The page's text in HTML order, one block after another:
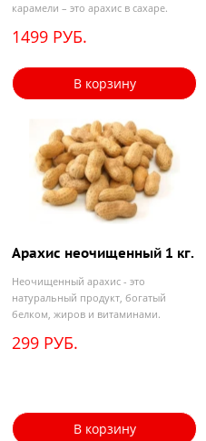
карамели – это арахис в сахаре.
1499 РУБ.
В корзину
Арахис неочищенный 1 кг.
Неочищенный арахис - это
натуральный продукт, богатый
белком, жиров и витаминами.
299 РУБ.
В корзину